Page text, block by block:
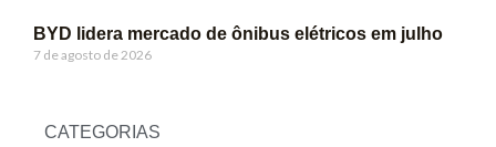
BYD lidera mercado de ônibus elétricos em julho
7 de agosto de 2026
CATEGORIAS